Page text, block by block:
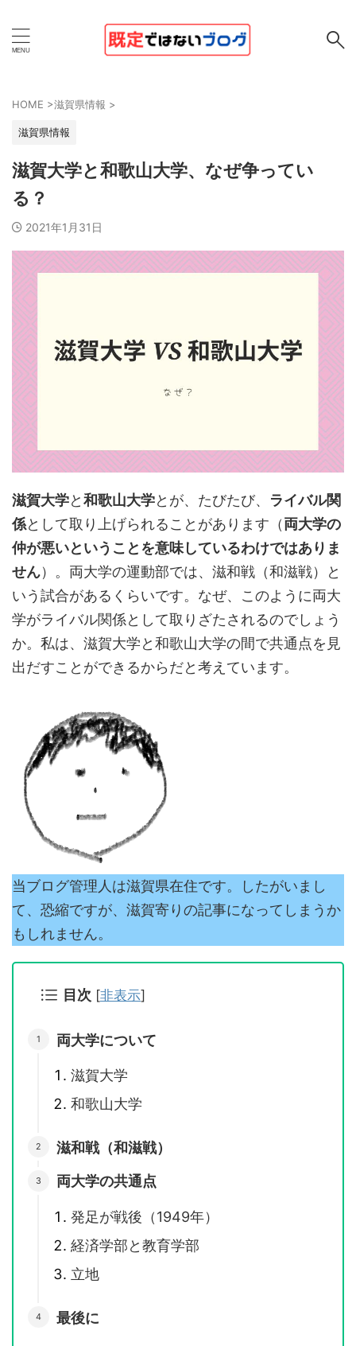
HOME >滋賀県情報 >
滋賀県情報
滋賀大学と和歌山大学、なぜ争ってい
る？
2021年1月31日
滋賀大学と和歌山大学とが、たびたび、 ライバル関
係として取り上げられることがあります（両大学の
仲が悪いということを意味しているわけではありま
せん）。両大学の運動部では、滋和戦（和滋戦）と
いう試合があるくらいです。なぜ、このように両大
学がライバル関係として取りざたされるのでしょう
か。私は、滋賀大学と和歌山大学の間で共通点を見
出だすことができるからだと考えています。
当ブログ管理人は滋賀県在住です。したがいまし
て、恐縮ですが、滋賀寄りの記事になってしまうか
もしれません。
目次 [非表示]
両大学について
滋賀大学
和歌山大学
滋和戦（和滋戦）
両大学の共通点
発足が戦後（1949年）
経済学部と教育学部
立地
最後に